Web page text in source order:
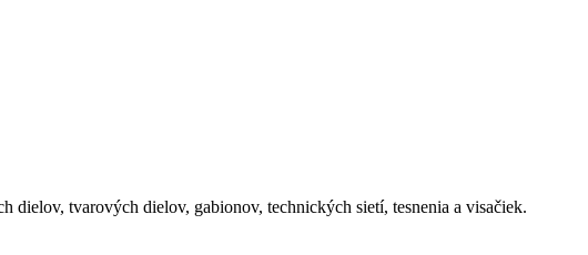
tvarových dielov, gabionov, technických sietí, tesnenia a visačiek.